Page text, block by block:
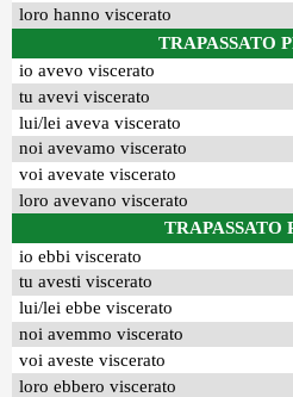
loro hanno viscerato
TRAPASSATO
io avevo viscerato
tu avevi viscerato
lui/lei aveva viscerato
noi avevamo viscerato
voi avevate viscerato
loro avevano viscerato
TRAPASSATO
io ebbi viscerato
tu avesti viscerato
lui/lei ebbe viscerato
noi avemmo viscerato
voi aveste viscerato
loro ebbero viscerato